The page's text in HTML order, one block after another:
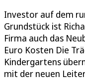
Investor auf dem
Grundstück ist
Firma auch das
Euro Kosten Die
Kindergartens
mit der neuen